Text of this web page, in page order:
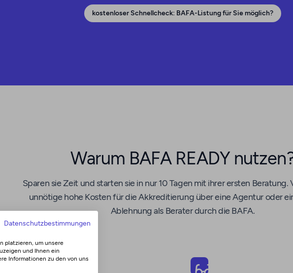
kostenloser Schnellcheck: BAFA-Listung für Sie möglich?
Warum BAFA READY
Sparen sie Zeit und starten sie in nur 10 Tagen mit ihrer ersten Beratung.
unnötige hohe Kosten für die Akkreditierung über eine Agentur oder
Ablehnung als Berater durch die BAFA.
Datenschutzbestimmungen
platzieren, um unsere
und Ihnen ein
Informationen zu den von uns